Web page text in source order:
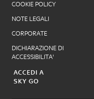
COOKIE POLICY
NOTE LEGALI
CORPORATE
DICHIARAZIONE DI
ACCESSIBILITA'
ACCEDI A
SKY GO